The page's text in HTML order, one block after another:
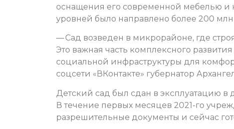
оснащения его современной мебелью
уровней было направлено более 200
— Сад возведен в микрорайоне, где
Это важная часть комплексного
социальной инфраструктуры для
соцсети «ВКонтакте» губернатор
Детский сад был сдан в эксплуатацию в
В течение первых месяцев 2021-го
разрешительные документы и сейчас